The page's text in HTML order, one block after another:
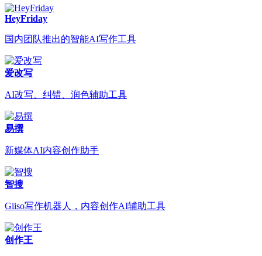
HeyFriday
国内团队推出的智能AI写作工具
爱改写
AI改写、纠错、润色辅助工具
易撰
新媒体AI内容创作助手
智搜
Giiso写作机器人，内容创作AI辅助工具
创作王